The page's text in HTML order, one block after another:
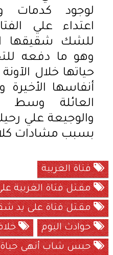
لوجود كدمات
اعتداء علي
للشك شقيقها
وهو ما دفعه
حياتها خلال
أنفاسها الأخيرة
العائلة وسط
والوجيعة علي
بسبب مشادات
فتاة الغربية
مقـتل فتاة الغربية
مقـتل فتاة على يد
حوادث اليوم
حبس شاب أنهى